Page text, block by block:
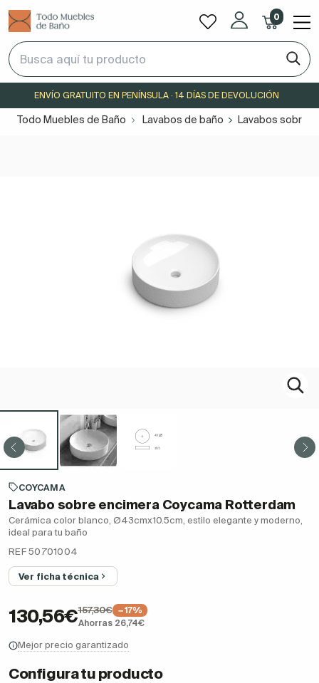
0
ENVÍO GRATUITO EN PENÍNSULA · 14 DÍAS DE DEVOLUCIÓN
Todo Muebles de Baño Lavabos de baño Lavabos sobre
COYCAMA
Lavabo sobre encimera Coycama Rotterdam
Cerámica color blanco, Ø43cmx10.5cm, estilo elegante y moderno,
ideal para tu baño
REF 50701004
Ver ficha técnica
130,56€157,30€
−17%
Ahorras 26,74€
Mejor precio garantizado
Configura tu producto